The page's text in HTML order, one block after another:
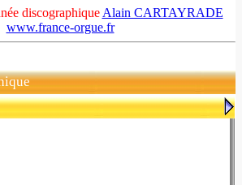
discographique Alain CARTAYRADE
www.france-orgue.fr